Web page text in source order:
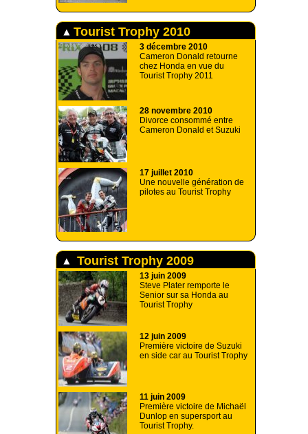
Tourist Trophy 2010
3 décembre 2010
Cameron Donald retourne
chez Honda en vue du
Tourist Trophy 2011
28 novembre 2010
Divorce consommé entre
Cameron Donald et Suzuki
17 juillet 2010
Une nouvelle génération de
pilotes au Tourist Trophy
Tourist Trophy 2009
13 juin 2009
Steve Plater remporte le
Senior sur sa Honda au
Tourist Trophy
12 juin 2009
Première victoire de Suzuki
en side car au Tourist Trophy
11 juin 2009
Première victoire de Michaël
Dunlop en supersport au
Tourist Trophy.